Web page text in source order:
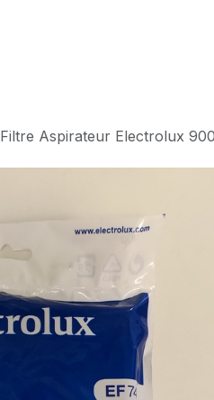
Filtre Aspirateur Electrolux